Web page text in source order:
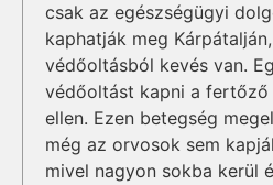
csak az egészségügyi
kaphatják meg
védőoltásból kevés van.
védőoltást kapni a
ellen. Ezen betegség
még az orvosok sem
mivel nagyon sokba kerül